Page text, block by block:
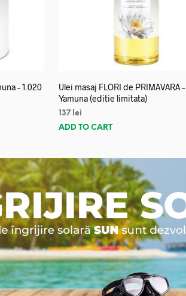
– 1.020
Ulei masaj FLORI de PRIMAVARA –
Yamuna (editie limitata)
137 lei
ADD TO CART